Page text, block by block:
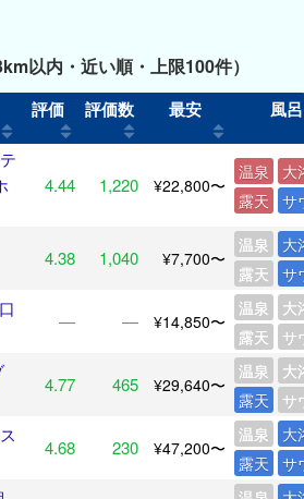
以内・近い順・上限100件）
評価 評価数 最安 風呂
4.44 1,220 ¥22,800〜
温泉
大
露天
サ
4.38 1,040 ¥7,700〜
温泉
大
露天
サ
― ― ¥14,850〜
温泉
大
露天
サ
4.77 465 ¥29,640〜
温泉
大
露天
サ
4.68 230 ¥47,200〜
温泉
大
露天
サ